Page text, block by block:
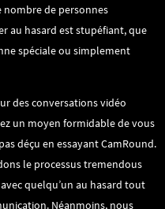
nombre de personnes
au hasard est stupéfiant, que
spéciale ou simplement
des conversations vidéo
un moyen formidable de vous
déçu en essayant CamRound.
le processus tremendous
quelqu’un au hasard tout
Néanmoins, nous